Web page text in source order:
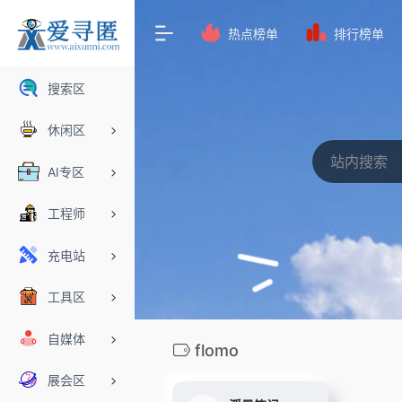
搜索区
休闲区
AI专区
工程师
充电站
工具区
自媒体
展会区
热点榜单 排行榜单
flomo